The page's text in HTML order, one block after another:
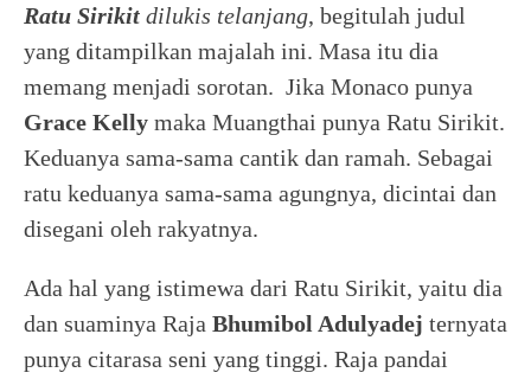
Ratu Sirikit dilukis telanjang, begitulah judul
yang ditampilkan majalah ini. Masa itu dia
memang menjadi sorotan. Jika Monaco punya
Grace Kelly maka Muangthai punya Ratu Sirikit.
Keduanya sama-sama cantik dan ramah. Sebagai
ratu keduanya sama-sama agungnya, dicintai dan
disegani oleh rakyatnya.
Ada hal yang istimewa dari Ratu Sirikit, yaitu dia
dan suaminya Raja Bhumibol Adulyadej ternyata
punya citarasa seni yang tinggi. Raja pandai